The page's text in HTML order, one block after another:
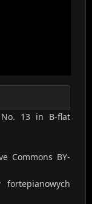
No. 13 in B-flat
Commons BY-